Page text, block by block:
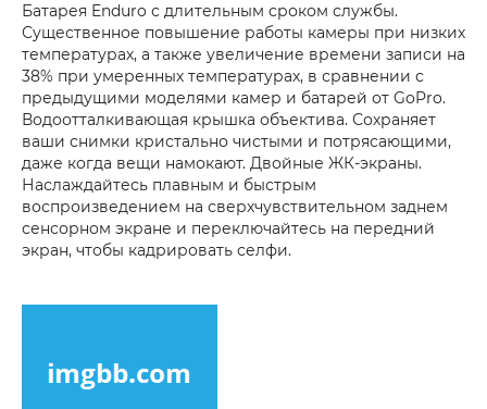
Батарея Enduro с длительным сроком службы.
Существенное повышение работы камеры при низких
температурах, а также увеличение времени записи на
38% при умеренных температурах, в сравнении с
предыдущими моделями камер и батарей от GoPro.
Водоотталкивающая крышка объектива. Сохраняет
ваши снимки кристально чистыми и потрясающими,
даже когда вещи намокают. Двойные ЖК-экраны.
Наслаждайтесь плавным и быстрым
воспроизведением на сверхчувствительном заднем
сенсорном экране и переключайтесь на передний
экран, чтобы кадрировать селфи.